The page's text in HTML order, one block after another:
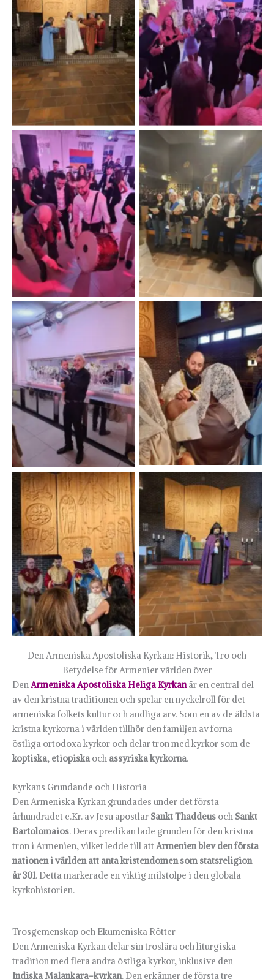
Den Armeniska Apostoliska Kyrkan: Historik, Tro och
Betydelse för Armenier världen över
DenArmeniska Apostoliska Heliga Kyrkanär en central del
av den kristna traditionen och spelar en nyckelroll för det
armeniska folkets kultur och andliga arv. Som en av de äldsta
kristna kyrkorna i världen tillhör den familjen av forna
östliga ortodoxa kyrkor och delar tron med kyrkor som de
koptiska, etiopiska och assyriska kyrkorna.
Kyrkans Grundande och Historia
Den Armeniska Kyrkan grundades under det första
århundradet e.Kr. av Jesu apostlar Sankt Thaddeus och Sankt
Bartolomaios. Deras predikan lade grunden för den kristna
tron i Armenien, vilket ledde till attArmenien blev den första
nationen i världen att anta kristendomen som statsreligion
år 301. Detta markerade en viktig milstolpe i den globala
kyrkohistorien.
Trosgemenskap och Ekumeniska Rötter
Den Armeniska Kyrkan delar sin troslära och liturgiska
tradition med flera andra östliga kyrkor, inklusive den
Indiska Malankara-kyrkan. Den erkänner de första tre